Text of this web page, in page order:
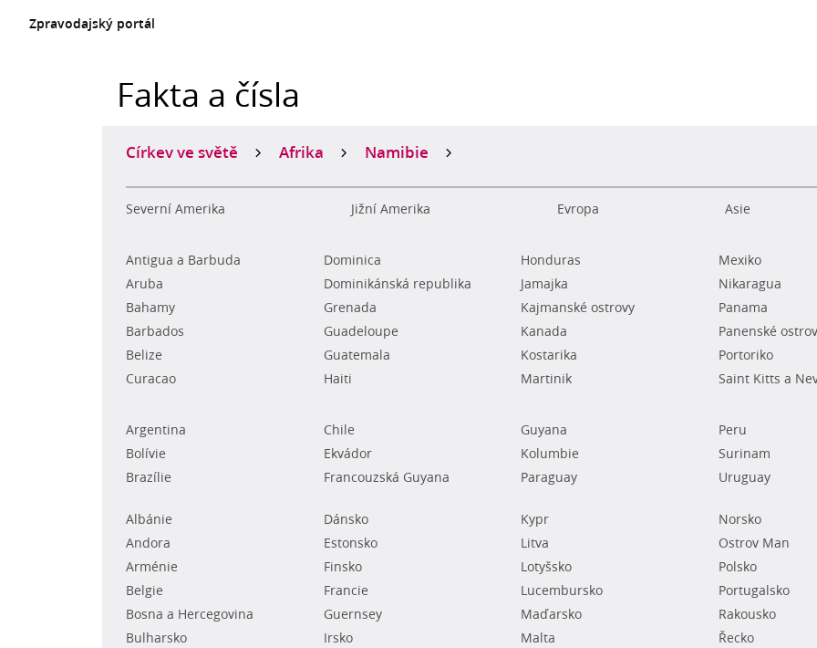
Zpravodajský portál
Fakta a čísla
Církev ve světě Afrika Namibie
Severní Amerika Jižní Amerika Evropa Asie
Antigua a Barbuda
Aruba
Bahamy
Barbados
Belize
Curacao
Dominica
Dominikánská republika
Grenada
Guadeloupe
Guatemala
Haiti
Honduras
Jamajka
Kajmanské ostrovy
Kanada
Kostarika
Martinik
Mexiko
Nikaragua
Panama
Panenské
Portoriko
Saint Kitts a
Argentina
Bolívie
Brazílie
Chile
Ekvádor
Francouzská Guyana
Guyana
Kolumbie
Paraguay
Peru
Surinam
Uruguay
Albánie
Andora
Arménie
Belgie
Bosna a Hercegovina
Bulharsko
Dánsko
Estonsko
Finsko
Francie
Guernsey
Irsko
Kypr
Litva
Lotyšsko
Lucembursko
Maďarsko
Malta
Norsko
Ostrov Man
Polsko
Portugalsko
Rakousko
Řecko